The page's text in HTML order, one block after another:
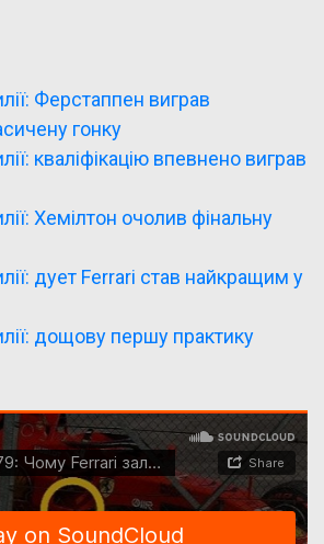
Ферстаппен виграв
гонку
кваліфікацію впевнено виграв
Хемілтон очолив фінальну
дует Ferrari став найкращим у
дощову першу практику